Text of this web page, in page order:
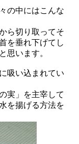
の中にはこんな
ら切り取ってそ
を垂れ下げてし
思います。
吸い込まれてい
実」を主宰して
を揚げる方法を